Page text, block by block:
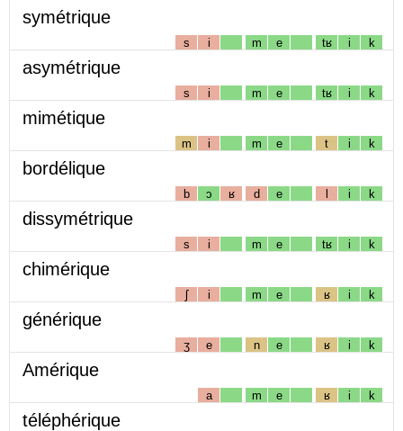
symétrique
s i m e tʁ i k
asymétrique
s i m e tʁ i k
mimétique
m i m e t i k
bordélique
b ɔ ʁ d e l i k
dissymétrique
s i m e tʁ i k
chimérique
ʃ i m e ʁ i k
générique
ʒ e n e ʁ i k
Amérique
a m e ʁ i k
téléphérique